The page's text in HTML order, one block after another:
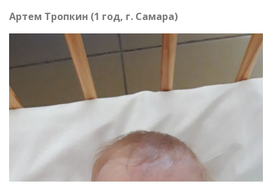
Артем Тропкин (1 год, г. Самара)